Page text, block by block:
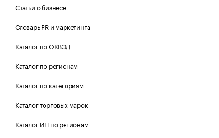
Статьи о бизнесе
Словарь PR и маркетинга
Каталог по ОКВЭД
Каталог по регионам
Каталог по категориям
Каталог торговых марок
Каталог ИП по регионам